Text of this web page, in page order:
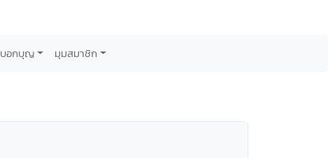
บอกบุญ มุมสมาชิก